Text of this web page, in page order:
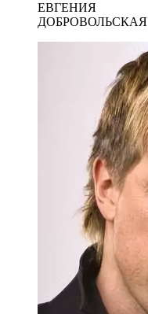
ЕВГЕНИЯ
ДОБРОВОЛЬСКАЯ